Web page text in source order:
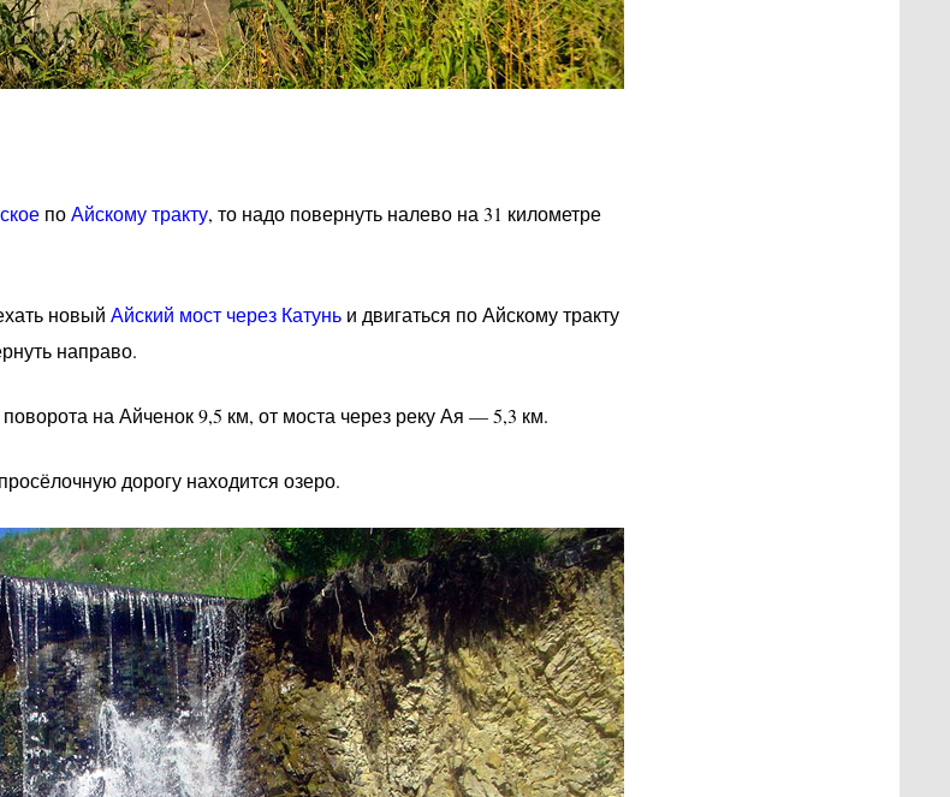
поАйскому тракту, то надо повернуть налево на 31 километре
новый Айский мост через Катуньи двигаться по Айскому тракту
направо.
на Айченок 9,5 км, от моста через реку Ая — 5,3 км.
дорогу находится озеро.